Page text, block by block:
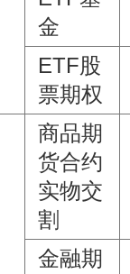
金
ETF股
票期权
商品期
货合约
实物交
割
金融期